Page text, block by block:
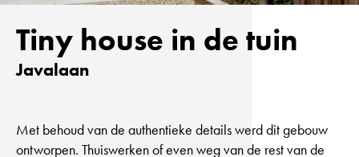
Tiny house in de tuin
Javalaan
Met behoud van de authentieke details werd dit gebouw
ontworpen. Thuiswerken of even weg van de rest van de